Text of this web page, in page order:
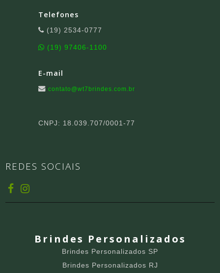
Telefones
(19) 2534-0777
(19) 97406-1100
E-mail
contato@wt7brindes.com.br
CNPJ: 18.039.707/0001-77
REDES SOCIAIS
Brindes Personalizados
Brindes Personalizados SP
Brindes Personalizados RJ